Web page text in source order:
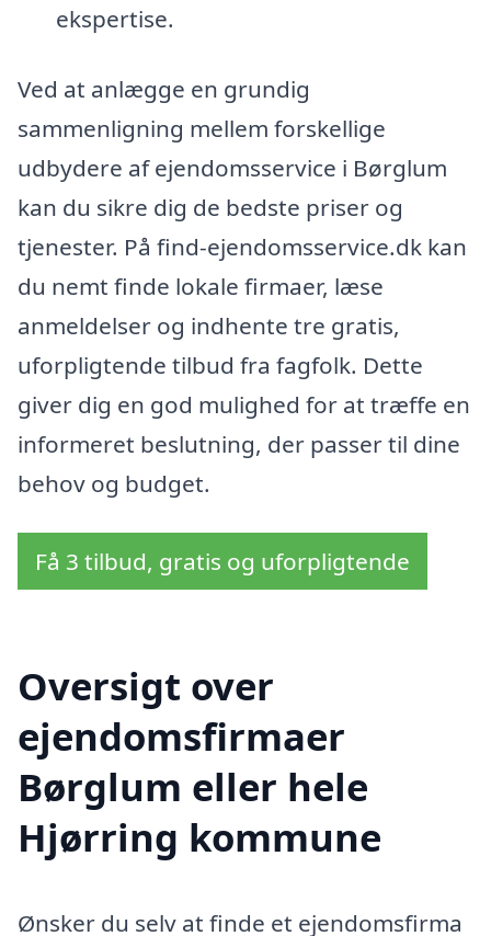
ekspertise.
Ved at anlægge en grundig
sammenligning mellem forskellige
udbydere af ejendomsservice i Børglum
kan du sikre dig de bedste priser og
tjenester. På find-ejendomsservice.dk kan
du nemt finde lokale firmaer, læse
anmeldelser og indhente tre gratis,
uforpligtende tilbud fra fagfolk. Dette
giver dig en god mulighed for at træffe en
informeret beslutning, der passer til dine
behov og budget.
Få 3 tilbud, gratis og uforpligtende
Oversigt over
ejendomsfirmaer
Børglum eller hele
Hjørring kommune
Ønsker du selv at finde et ejendomsfirma